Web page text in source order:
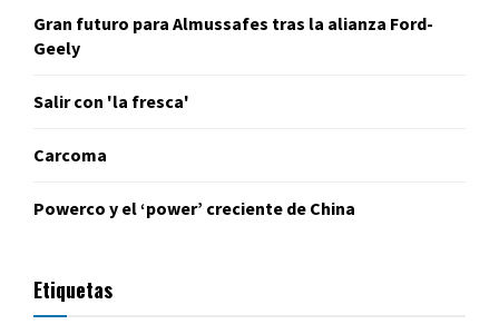
Gran futuro para Almussafes tras la alianza Ford-
Geely
Salir con 'la fresca'
Carcoma
Powerco y el ‘power’ creciente de China
Etiquetas